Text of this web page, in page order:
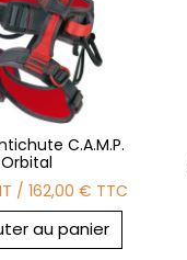
C.A.M.P.
Orbital
/ 162,00 € TTC
au panier